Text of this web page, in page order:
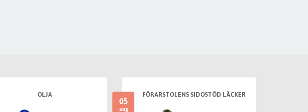
OLJA
05
aug
FÖRARSTOLENS SIDOSTÖD LÄCKER